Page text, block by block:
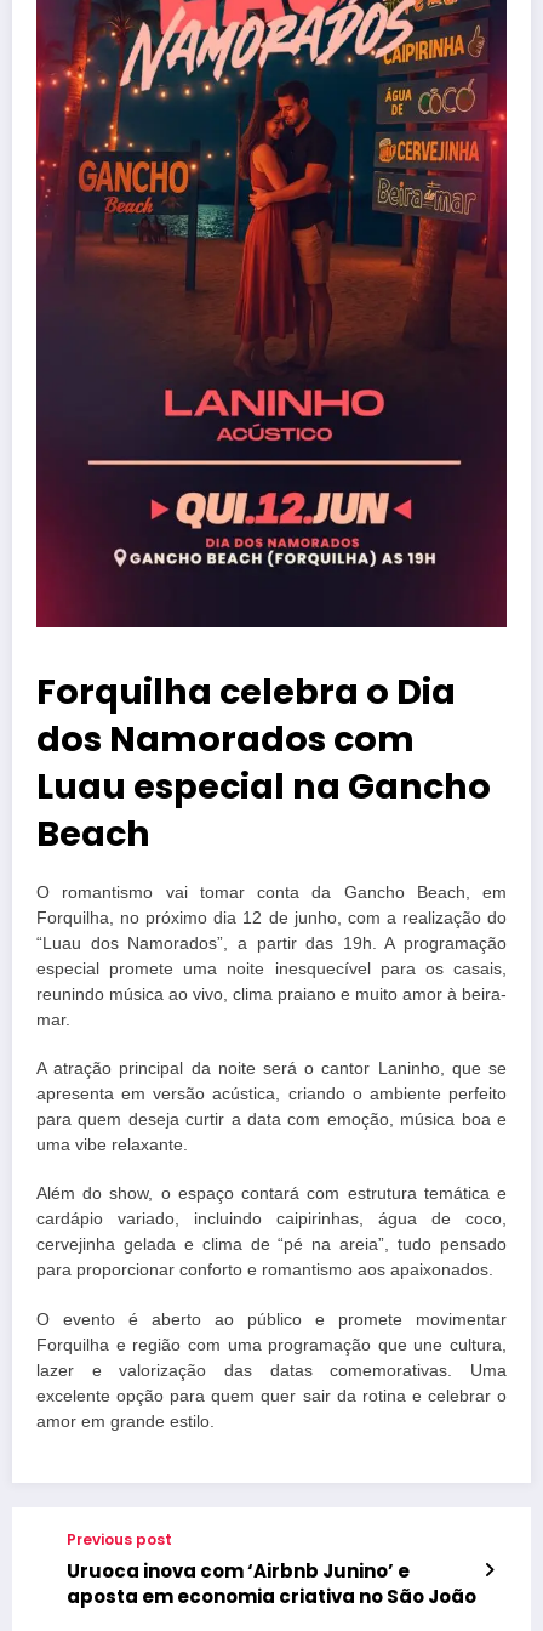
Forquilha celebra o Dia
dos Namorados com
Luau especial na Gancho
Beach
O romantismo vai tomar conta da Gancho Beach, em
Forquilha, no próximo dia 12 de junho, com a realização do
“Luau dos Namorados”, a partir das 19h. A programação
especial promete uma noite inesquecível para os casais,
reunindo música ao vivo, clima praiano e muito amor à beira-
mar.
A atração principal da noite será o cantor Laninho, que se
apresenta em versão acústica, criando o ambiente perfeito
para quem deseja curtir a data com emoção, música boa e
uma vibe relaxante.
Além do show, o espaço contará com estrutura temática e
cardápio variado, incluindo caipirinhas, água de coco,
cervejinha gelada e clima de “pé na areia”, tudo pensado
para proporcionar conforto e romantismo aos apaixonados.
O evento é aberto ao público e promete movimentar
Forquilha e região com uma programação que une cultura,
lazer e valorização das datas comemorativas. Uma
excelente opção para quem quer sair da rotina e celebrar o
amor em grande estilo.
Previous post
Uruoca inova com ‘Airbnb Junino’ e
aposta em economia criativa no São João